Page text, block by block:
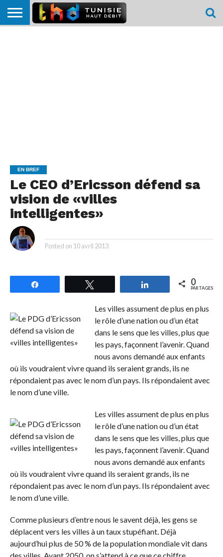
EN BREF
Le CEO d’Ericsson défend sa
vision de «villes
intelligentes»
Posted on 10 avril 2013
Partagez 0
PARTAGES
Les villes assument de plus en plus
le rôle d’une nation ou d’un état
dans le sens que les villes, plus que
les pays, façonnent l’avenir. Quand
nous avons demandé aux enfants
où ils voudraient vivre quand ils seraient grands, ils ne
répondaient pas avec le nom d’un pays. Ils répondaient avec
le nom d’une ville.
Les villes assument de plus en plus
le rôle d’une nation ou d’un état
dans le sens que les villes, plus que
les pays, façonnent l’avenir. Quand
nous avons demandé aux enfants
où ils voudraient vivre quand ils seraient grands, ils ne
répondaient pas avec le nom d’un pays. Ils répondaient avec
le nom d’une ville.
Comme plusieurs d’entre nous le savent déjà, les gens se
déplacent vers les villes à un taux stupéfiant. Déjà
aujourd’hui plus de 50 % de la population mondiale vit dans